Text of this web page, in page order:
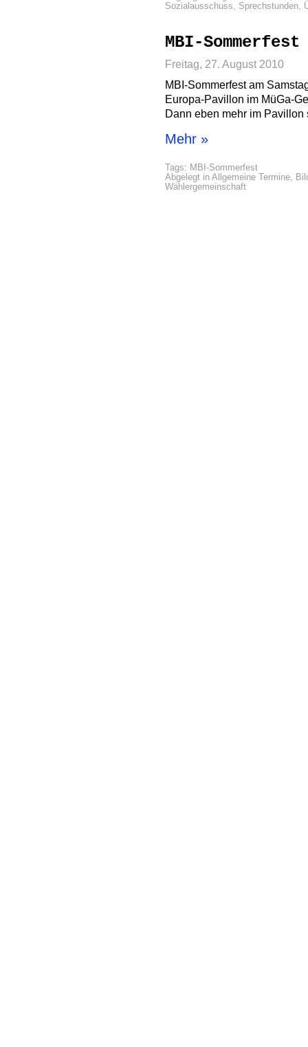
Sozialausschuss, Sprechstunden,
MBI-Sommerfest
Freitag, 27. August 2010
MBI-Sommerfest am
Europa-Pavillon im MüGa-
Dann eben mehr im
Mehr »
Tags: MBI-Sommerfest
Abgelegt in Allgemeine Termine,
Wählergemeinschaft